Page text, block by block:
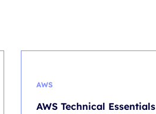
AWS
AWS Technical Essentials